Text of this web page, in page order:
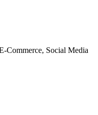
Commerce, Social Media